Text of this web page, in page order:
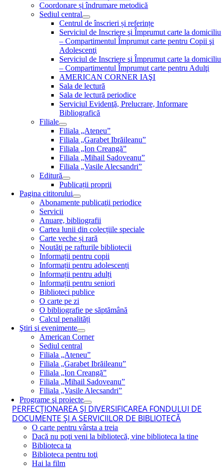
Coordonare și îndrumare metodică
Sediul central
Centrul de înscrieri și referințe
Serviciul de Inscriere şi Împrumut carte la domiciliu
– Compartimentul Împrumut carte pentru Copii şi
Adolescenţi
Serviciul de Inscriere şi Împrumut carte la domiciliu
– Compartimentul Împrumut carte pentru Adulţi
AMERICAN CORNER IAŞI
Sala de lectură
Sala de lectură periodice
Serviciul Evidenţă, Prelucrare, Informare
Bibliografică
Filiale
Filiala „Ateneu”
Filiala „Garabet Ibrăileanu”
Filiala „Ion Creangă”
Filiala „Mihail Sadoveanu”
Filiala „Vasile Alecsandri”
Editură
Publicații proprii
Pagina cititorului
Abonamente publicaţii periodice
Servicii
Anuare, bibliografii
Cartea lunii din colecțiile speciale
Carte veche și rară
Noutăţi pe rafturile bibliotecii
Informații pentru copii
Informații pentru adolescenți
Informații pentru adulți
Informații pentru seniori
Biblioteci publice
O carte pe zi
O bibliografie pe săptămână
Calcul penalități
Ştiri şi evenimente
American Corner
Sediul central
Filiala „Ateneu”
Filiala „Garabet Ibrăileanu”
Filiala „Ion Creangă”
Filiala „Mihail Sadoveanu”
Filiala „Vasile Alecsandri”
Programe şi proiecte
PERFECŢIONAREA ŞI DIVERSIFICAREA FONDULUI DE
DOCUMENTE ŞI A SERVICIILOR DE BIBLIOTECĂ
O carte pentru vârsta a treia
Dacă nu poţi veni la bibliotecă, vine biblioteca la tine
Biblioteca ta
Biblioteca pentru toţi
Hai la film